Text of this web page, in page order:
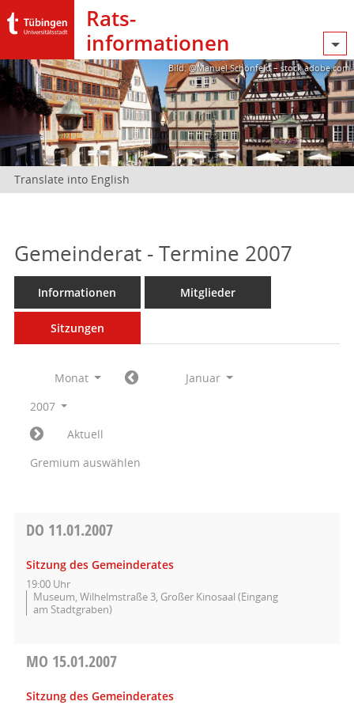
Rats­
informationen
Bild: @Manuel Schönfeld – stock.adobe.com
Translate into English
Gemeinderat - Termine 2007
Informationen Mitglieder
Sitzungen
Monat
Januar
2007
Aktuell
Gremium auswählen
DO 11.01.2007
Sitzung des Gemeinderates
19:00 Uhr
Museum, Wilhelmstraße 3, Großer Kinosaal (Eingang
am Stadtgraben)
MO 15.01.2007
Sitzung des Gemeinderates